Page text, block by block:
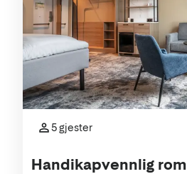
Handikapvennlig rom
5 gjester